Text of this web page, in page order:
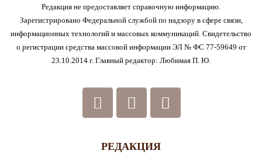
Редакция не предоставляет справочную информацию.
Зарегистрировано Федеральной службой по надзору в сфере связи,
информационных технологий и массовых коммуникаций. Свидетельство
о регистрации средства массовой информации ЭЛ № ФС 77-59649 от
23.10.2014 г. Главный редактор: Любимая П. Ю.
РЕДАКЦИЯ